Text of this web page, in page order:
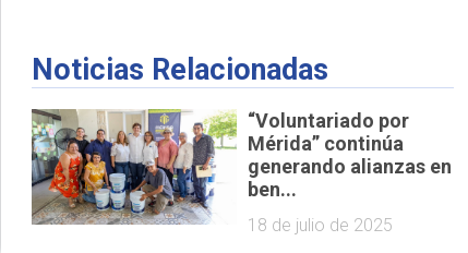
Noticias Relacionadas
“Voluntariado por
Mérida” continúa
generando alianzas en
ben...
18 de julio de 2025